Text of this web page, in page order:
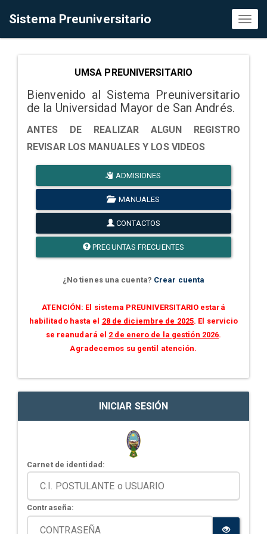
Sistema Preuniversitario
UMSA PREUNIVERSITARIO
Bienvenido al Sistema Preuniversitario
de la Universidad Mayor de San Andrés.
ANTES DE REALIZAR ALGUN REGISTRO
REVISAR LOS MANUALES Y LOS VIDEOS
ADMISIONES
MANUALES
CONTACTOS
PREGUNTAS FRECUENTES
¿No tienes una cuenta? Crear cuenta
ATENCIÓN: El sistema PREUNIVERSITARIO estará
habilitado hasta el 28 de diciembre de 2025. El servicio
se reanudará el 2 de enero de la gestión 2026.
Agradecemos su gentil atención.
INICIAR SESIÓN
Carnet de identidad:
Contraseña: